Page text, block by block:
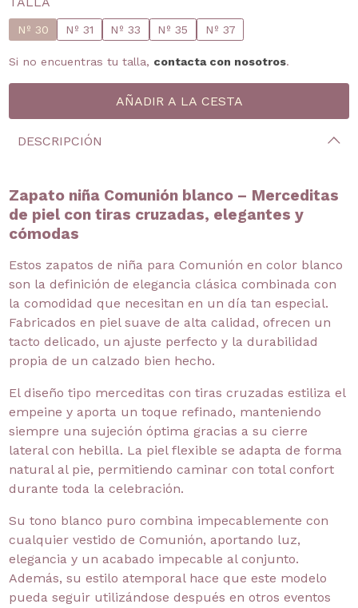
Nº 30 Nº 31 Nº 33 Nº 35 Nº 37
Si no encuentras tu talla, contacta con nosotros.
DESCRIPCIÓN
Zapato niña Comunión blanco – Merceditas
de piel con tiras cruzadas, elegantes y
cómodas
Estos zapatos de niña para Comunión en color blanco
son la definición de elegancia clásica combinada con
la comodidad que necesitan en un día tan especial.
Fabricados en piel suave de alta calidad, ofrecen un
tacto delicado, un ajuste perfecto y la durabilidad
propia de un calzado bien hecho.
El diseño tipo merceditas con tiras cruzadas estiliza el
empeine y aporta un toque refinado, manteniendo
siempre una sujeción óptima gracias a su cierre
lateral con hebilla. La piel flexible se adapta de forma
natural al pie, permitiendo caminar con total confort
durante toda la celebración.
Su tono blanco puro combina impecablemente con
cualquier vestido de Comunión, aportando luz,
elegancia y un acabado impecable al conjunto.
Además, su estilo atemporal hace que este modelo
pueda seguir utilizándose después en otros eventos